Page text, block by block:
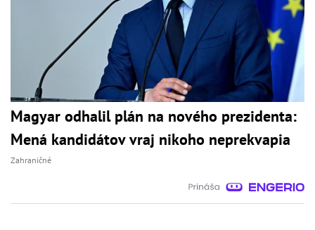
Magyar odhalil plán na nového prezidenta:
Mená kandidátov vraj nikoho neprekvapia
Zahraničné